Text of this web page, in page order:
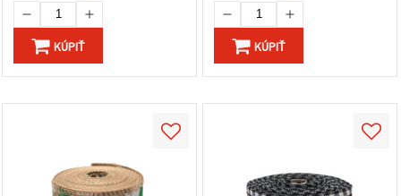
KÚPIŤ KÚPIŤ